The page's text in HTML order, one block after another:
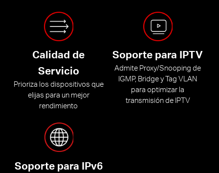
Calidad de
Servicio
Prioriza los dispositivos que
elijas para un mejor
rendimiento
Soporte para IPTV
Admite Proxy/Snooping de
IGMP, Bridge y Tag VLAN
para optimizar la
transmisión de IPTV
Soporte para IPv6